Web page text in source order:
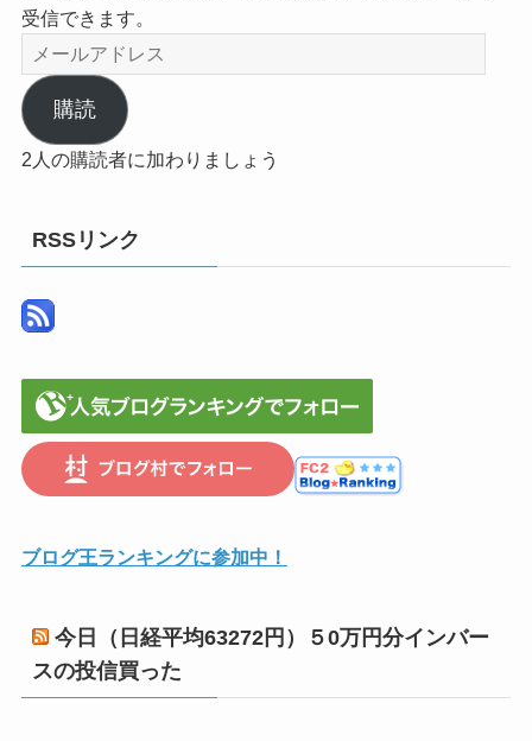
受信できます。
ー
ル
ア
ド
購読
2人の購読者に加わりましょう
RSSリンク
ブログ王ランキングに参加中！
今日（日経平均63272円）５0万円分インバー
スの投信買った